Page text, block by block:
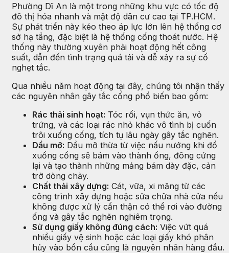
Phường Dĩ An là một trong những khu vực có tốc độ
đô thị hóa nhanh và mật độ dân cư cao tại TP.HCM.
Sự phát triển này kéo theo áp lực lớn lên hệ thống cơ
sở hạ tầng, đặc biệt là hệ thống cống thoát nước. Hệ
thống này thường xuyên phải hoạt động hết công
suất, dẫn đến tình trạng quá tải và dễ xảy ra sự cố
nghẹt tắc.
Qua nhiều năm hoạt động tại đây, chúng tôi nhận thấy
các nguyên nhân gây tắc cống phổ biến bao gồm:
Rác thải sinh hoạt: Tóc rối, vụn thức ăn, vỏ
trứng, và các loại rác nhỏ khác vô tình bị cuốn
trôi xuống cống, tích tụ lâu ngày gây tắc nghẽn.
Dầu mỡ: Dầu mỡ thừa từ việc nấu nướng khi đổ
xuống cống sẽ bám vào thành ống, đông cứng
lại và tạo thành những mảng bám dày đặc, cản
trở dòng chảy.
Chất thải xây dựng: Cát, vữa, xi măng từ các
công trình xây dựng hoặc sửa chữa nhà cửa nếu
không được xử lý cẩn thận có thể rơi vào đường
ống và gây tắc nghẽn nghiêm trọng.
Sử dụng giấy không đúng cách: Việc vứt quá
nhiều giấy vệ sinh hoặc các loại giấy khó phân
hủy vào bồn cầu cũng là nguyên nhân hàng đầu.